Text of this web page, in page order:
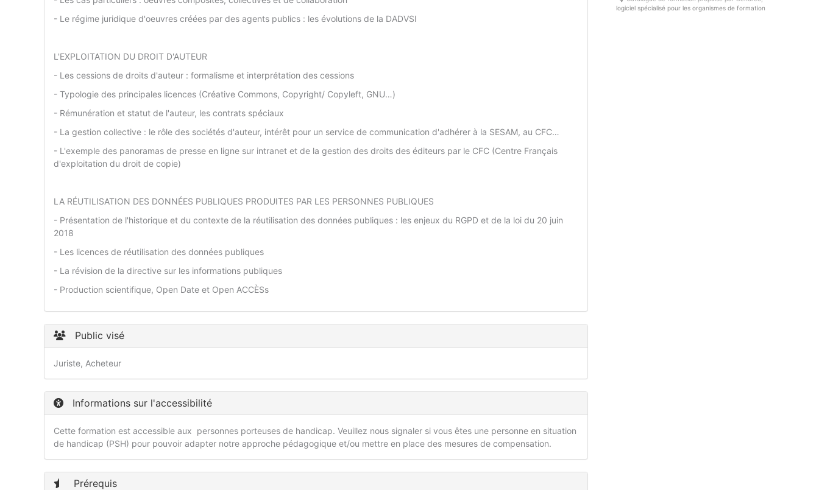
- Le régime juridique d'oeuvres créées par des agents publics : les évolutions de la DADVSI
L'EXPLOITATION DU DROIT D'AUTEUR
- Les cessions de droits d'auteur : formalisme et interprétation des cessions
- Typologie des principales licences (Créative Commons, Copyright/ Copyleft, GNU…)
- Rémunération et statut de l'auteur, les contrats spéciaux
- La gestion collective : le rôle des sociétés d'auteur, intérêt pour un service de communication d'adhérer à la SESAM, au CFC…
- L'exemple des panoramas de presse en ligne sur intranet et de la gestion des droits des éditeurs par le CFC (Centre Français
d'exploitation du droit de copie)
LA RÉUTILISATION DES DONNÉES PUBLIQUES PRODUITES PAR LES PERSONNES PUBLIQUES
- Présentation de l'historique et du contexte de la réutilisation des données publiques : les enjeux du RGPD et de la loi du 20 juin
2018
- Les licences de réutilisation des données publiques
- La révision de la directive sur les informations publiques
- Production scientifique, Open Date et Open ACCÈSs
Public visé
Juriste, Acheteur
Informations sur l'accessibilité
Cette formation est accessible aux personnes porteuses de handicap. Veuillez nous signaler si vous êtes une personne en situation
de handicap (PSH) pour pouvoir adapter notre approche pédagogique et/ou mettre en place des mesures de compensation.
Prérequis
logiciel spécialisé pour les organismes de formation